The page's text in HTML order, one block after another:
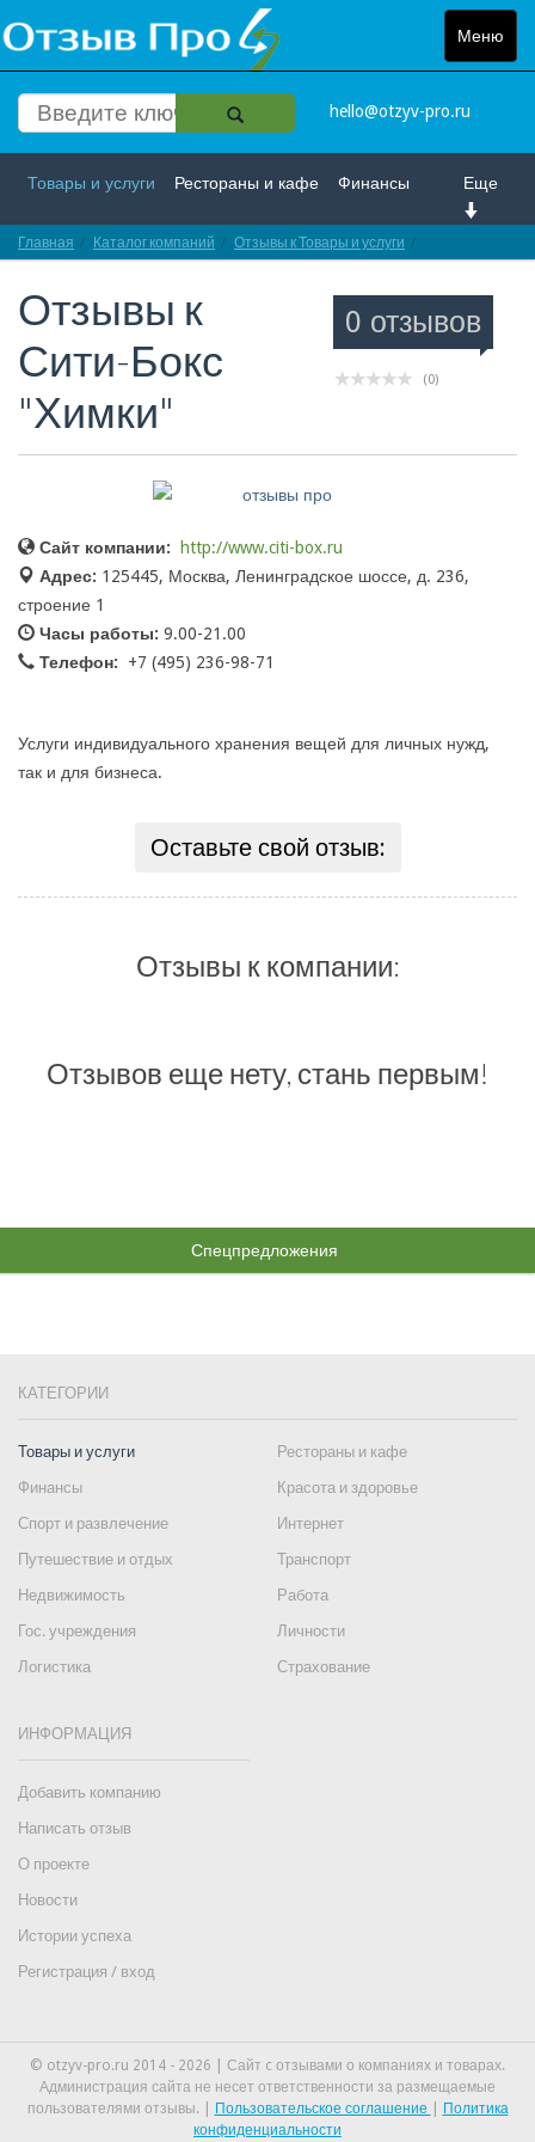
Меню
Toggle
hello@otzyv-pro.ru
Еще
Товары и услуги Рестораны и кафе Финансы
Красота и здоровье Спорт и развлечение
Интернет Путешествие и отдых
Недвижимость Работа
Личности Логистика
Главная Каталог компаний Отзывы к Товары и услуги
0 отзывов
(0)
Отзывы к
Сити-Бокс
"Химки"
Сайт компании:
http://www.citi-box.ru
Адрес: 125445, Москва, Ленинградское шоссе, д. 236,
строение 1
Часы работы: 9.00-21.00
Телефон:
+7 (495) 236-98-71
Услуги индивидуального хранения вещей для личных нужд,
так и для бизнеса.
Оставьте свой отзыв:
Отзывы к компании:
Отзывов еще нету, стань первым!
Спецпредложения
КАТЕГОРИИ
Товары и услуги
Рестораны и кафе
Финансы
Красота и здоровье
Спорт и развлечение
Интернет
Путешествие и отдых
Транспорт
Недвижимость
Работа
Гос. учреждения
Личности
Логистика
Страхование
ИНФОРМАЦИЯ
Добавить компанию
Написать отзыв
О проекте
Новости
Истории успеха
Регистрация / вход
© otzyv-pro.ru 2014 - 2026 | Сайт c отзывами о компаниях и товарах.
Администрация сайта не несет ответственности за размещаемые
пользователями отзывы. |
Пользовательское соглашение
Политика
конфиденциальности